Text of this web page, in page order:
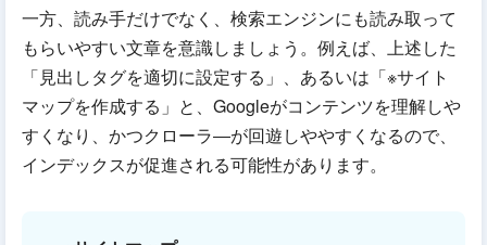
一方、読み手だけでなく、検索エンジンにも読み取って
もらいやすい文章を意識しましょう。例えば、上述した
「見出しタグを適切に設定する」、あるいは「※サイト
マップを作成する」と、Googleがコンテンツを理解しや
すくなり、かつクローラ―が回遊しややすくなるので、
インデックスが促進される可能性があります。